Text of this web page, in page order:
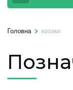
Головна > козаки